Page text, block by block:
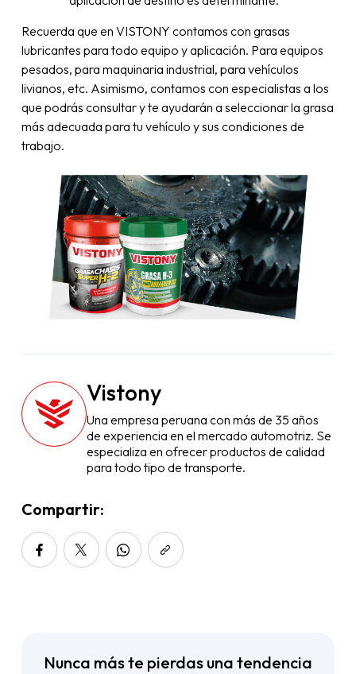
Recuerda que en VISTONY contamos con grasas
lubricantes para todo equipo y aplicación. Para equipos
pesados, para maquinaria industrial, para vehículos
livianos, etc. Asimismo, contamos con especialistas a los
que podrás consultar y te ayudarán a seleccionar la grasa
más adecuada para tu vehículo y sus condiciones de
trabajo.
Vistony
Una empresa peruana con más de 35 años
de experiencia en el mercado automotriz. Se
especializa en ofrecer productos de calidad
para todo tipo de transporte.
Compartir:
Nunca más te pierdas una tendencia